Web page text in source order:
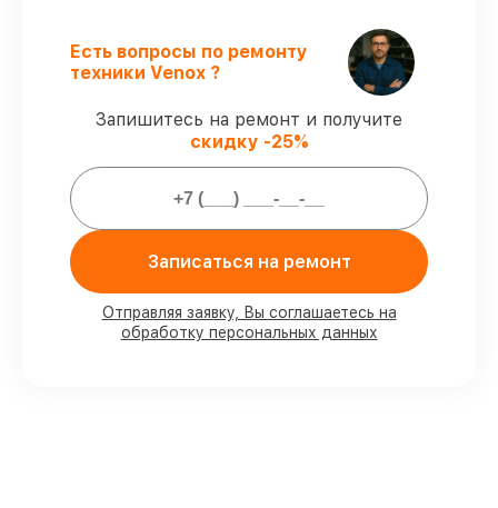
ремонт тепловизора Venox 3 без
задержек.
Официальная гарантия
– все все виды
ремонта защищены официальной
гарантией Venox.
Мы гарантируем:
заказов выполняем в присутствии
клиента
90%
деталей Venox готовы к установке в
Москве, остальные доступны для
срочного заказа
Есть вопросы по ремонту
техники Venox ?
Запишитесь на ремонт и получите
скидку -25%
Записаться на ремонт
Отправляя заявку, Вы соглашаетесь на
обработку персональных данных